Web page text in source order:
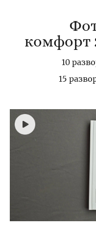
комфорт
10
15